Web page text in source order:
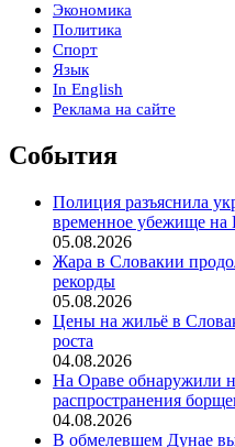
Экономика
Политика
Спорт
Язык
In English
Реклама на сайте
События
Полиция разъяснила
временное убежище
05.08.2026
Жара в Словакии
рекорды
05.08.2026
Цены на жильё в
роста
04.08.2026
На Ораве обнаружили
распространения
04.08.2026
В обмелевшем Дунае